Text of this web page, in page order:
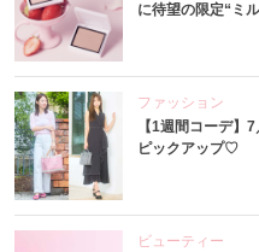
に待望の限定“ミ
ファッション
【1週間コーデ】
ピックアップ♡
ビューティー